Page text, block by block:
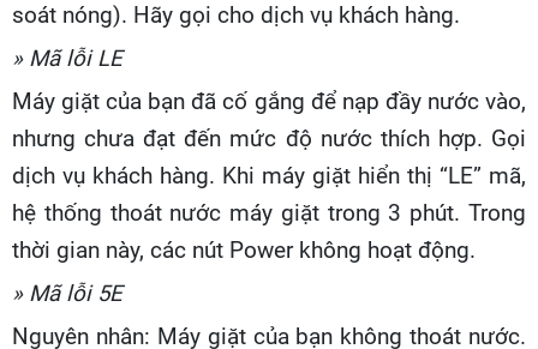
soát nóng). Hãy gọi cho dịch vụ khách hàng.
» Mã lỗi LE
Máy giặt của bạn đã cố gắng để nạp đầy nước vào,
nhưng chưa đạt đến mức độ nước thích hợp. Gọi
dịch vụ khách hàng. Khi máy giặt hiển thị “LE” mã,
hệ thống thoát nước máy giặt trong 3 phút. Trong
thời gian này, các nút Power không hoạt động.
» Mã lỗi 5E
Nguyên nhân: Máy giặt của bạn không thoát nước.